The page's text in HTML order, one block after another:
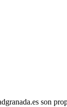
son